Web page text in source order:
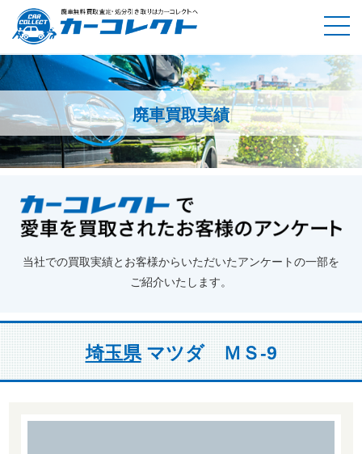
廃車買取実績
ホーム 廃車買取実績 埼玉県 マツダ ＭＳ-9
当社での買取実績とお客様からいただいたアンケートの一部を
ご紹介いたします。
埼玉県マツダ ＭＳ-9